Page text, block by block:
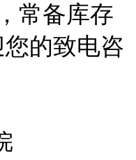
常备库存
的致电咨